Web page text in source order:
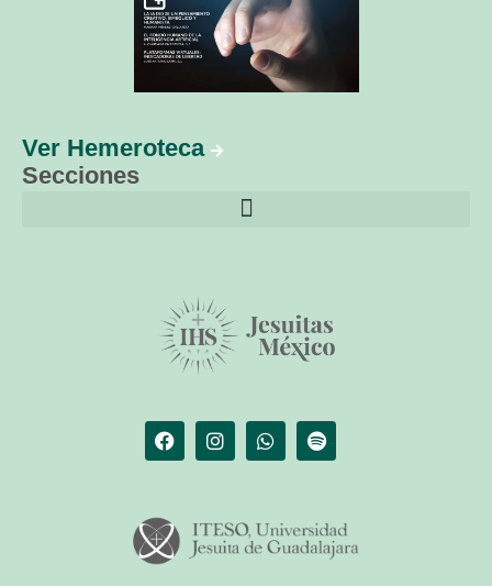
Ver Hemeroteca
Secciones